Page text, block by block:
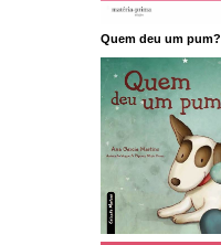
Quem deu um pum?